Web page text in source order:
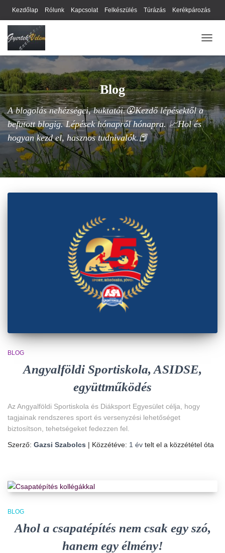
Kezdőlap Rólunk Kapcsolat Felkészülés Túrázás Kerékpározás
Webhely térkép
Blog
A blogolás nehézségei, buktatói.😮Kezdő lépésektől a
befutott blogig. Lépések hónapról hónapra. 📈Hol és
hogyan kezd el, hasznos tudnivalók.📕
BLOG
Angyalföldi Sportiskola, ASIDSE,
együttműködés
Az Angyalföldi Sportiskola és Diáksport Egyesület célja, hogy
tagjainak rendszeres sport és versenyzési lehetőséget
biztosítson, tehetségeket fedezzen fel.
Szerző: Gazsi Szabolcs | Közzétéve: 1 év telt el a közzététel óta
BLOG
Ahol a csapatépítés nem csak egy szó,
hanem egy élmény!